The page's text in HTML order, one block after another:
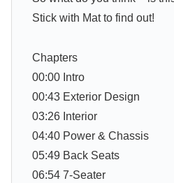
Stick with Mat to find out!
Chapters
00:00 Intro
00:43 Exterior Design
03:26 Interior
04:40 Power & Chassis
05:49 Back Seats
06:54 7-Seater